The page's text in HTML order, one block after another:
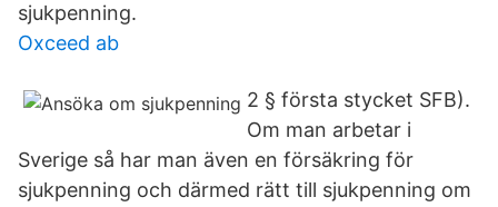
sjukpenning.
Oxceed ab
2 § första stycket SFB).
Om man arbetar i
Sverige så har man även en försäkring för
sjukpenning och därmed rätt till sjukpenning om